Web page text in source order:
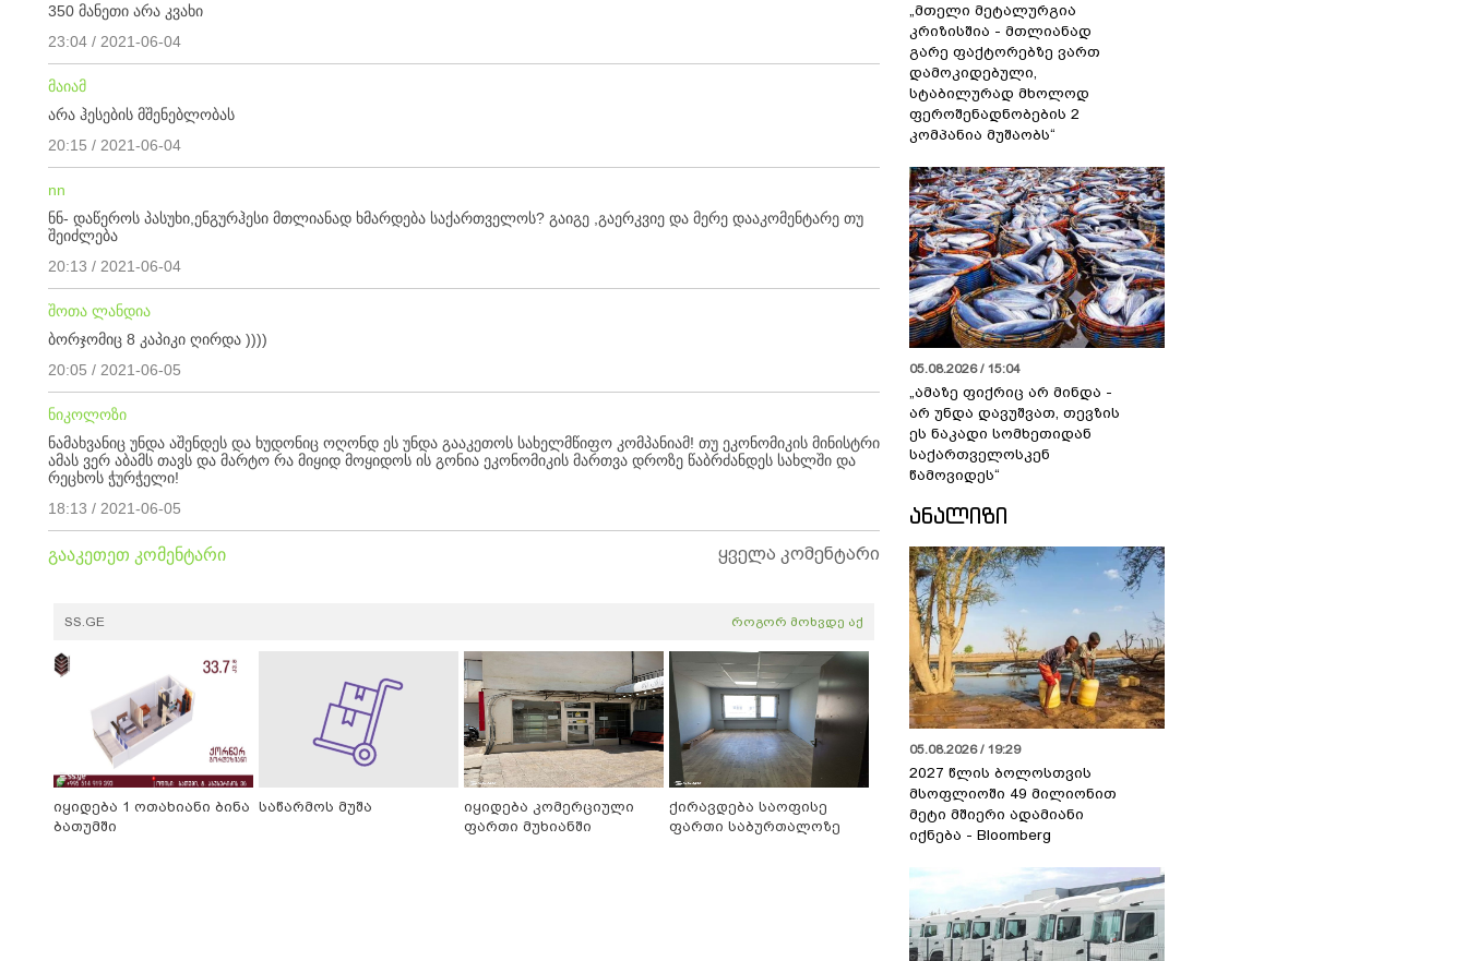
350 მანეთი არა კვახი
23:04 / 2021-06-04
მაიამ
არა ჰესების მშენებლობას
20:15 / 2021-06-04
nn
ნნ- დაწეროს პასუხი,ენგურჰესი მთლიანად ხმარდება საქართველოს? გაიგე ,გაერკვიე და მერე დააკომენტარე თუ
შეიძლება
20:13 / 2021-06-04
შოთა ლანდია
ბორჯომიც 8 კაპიკი ღირდა ))))
20:05 / 2021-06-05
ნიკოლოზი
ნამახვანიც უნდა აშენდეს და ხუდონიც ოღონდ ეს უნდა გააკეთოს სახელმწიფო კომპანიამ! თუ ეკონომიკის მინისტრი
ამას ვერ აბამს თავს და მარტო რა მიყიდ მოყიდოს ის გონია ეკონომიკის მართვა დროზე წაბრძანდეს სახლში და
რეცხოს ჭურჭელი!
18:13 / 2021-06-05
გააკეთეთ კომენტარი ყველა კომენტარი
SS.GE როგორ მოხვდე აქ
იყიდება 1 ოთახიანი ბინა
ბათუმში
საწარმოს მუშა
იყიდება კომერციული
ფართი მუხიანში
ქირავდება საოფისე
ფართი საბურთალოზე
„მთელი მეტალურგია
კრიზისშია - მთლიანად
გარე ფაქტორებზე ვართ
დამოკიდებული,
სტაბილურად მხოლოდ
ფეროშენადნობების 2
კომპანია მუშაობს“
05.08.2026 / 15:04
„ამაზე ფიქრიც არ მინდა -
არ უნდა დავუშვათ, თევზის
ეს ნაკადი სომხეთიდან
საქართველოსკენ
წამოვიდეს“
ᲐᲜᲐᲚᲘᲖᲘ
05.08.2026 / 19:29
2027 წლის ბოლოსთვის
მსოფლიოში 49 მილიონით
მეტი მშიერი ადამიანი
იქნება - Bloomberg